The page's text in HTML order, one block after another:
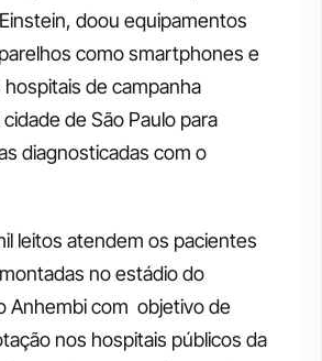
doou equipamentos
como smartphones e
de campanha
de São Paulo para
diagnosticadas com o
leitos atendem os pacientes
no estádio do
Anhembi com  objetivo de
nos hospitais públicos da